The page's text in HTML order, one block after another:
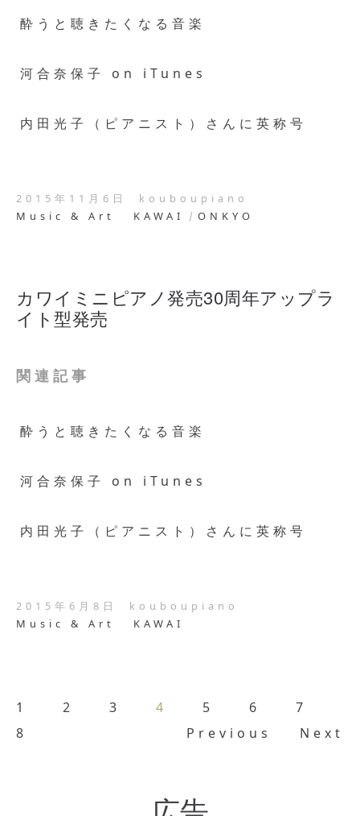
酔うと聴きたくなる音楽
河合奈保子 on iTunes
内田光子（ピアニスト）さんに英称号
2015年11月6日
kouboupiano
Music & Art
KAWAI ONKYO
カワイミニピアノ発売30周年アップラ
イト型発売
関連記事
酔うと聴きたくなる音楽
河合奈保子 on iTunes
内田光子（ピアニスト）さんに英称号
2015年6月8日
kouboupiano
Music & Art
KAWAI
1 2 3 4 5 6
7
8
Next
Previous